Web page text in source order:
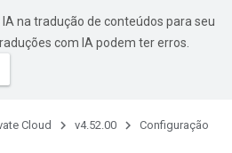
na tradução de conteúdos para seu
com IA podem ter erros.
Cloud v4.52.00 Configuração